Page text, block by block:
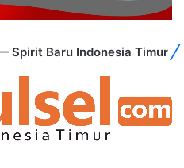
Spirit Baru Indonesia Timur